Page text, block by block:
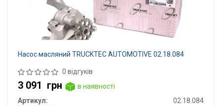
Насос масляний TRUCKTEC AUTOMOTIVE 02.18.084
0 відгуків
3 091 грн
в наявності
Артикул:
02.18.084